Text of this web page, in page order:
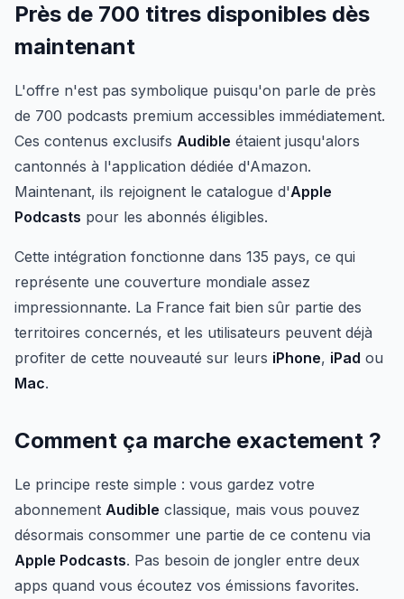
Près de 700 titres disponibles dès
maintenant
L'offre n'est pas symbolique puisqu'on parle de près
de 700 podcasts premium accessibles immédiatement.
Ces contenus exclusifs Audible étaient jusqu'alors
cantonnés à l'application dédiée d'Amazon.
Maintenant, ils rejoignent le catalogue d'Apple
Podcasts pour les abonnés éligibles.
Cette intégration fonctionne dans 135 pays, ce qui
représente une couverture mondiale assez
impressionnante. La France fait bien sûr partie des
territoires concernés, et les utilisateurs peuvent déjà
profiter de cette nouveauté sur leurs iPhone, iPad ou
Mac.
Comment ça marche exactement ?
Le principe reste simple : vous gardez votre
abonnement Audible classique, mais vous pouvez
désormais consommer une partie de ce contenu via
Apple Podcasts. Pas besoin de jongler entre deux
apps quand vous écoutez vos émissions favorites.